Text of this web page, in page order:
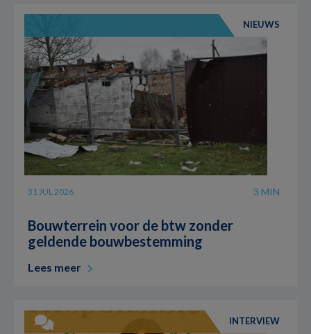
NIEUWS
31 JUL 2026 3 MIN
Bouwterrein voor de btw zonder
geldende bouwbestemming
Lees meer
INTERVIEW